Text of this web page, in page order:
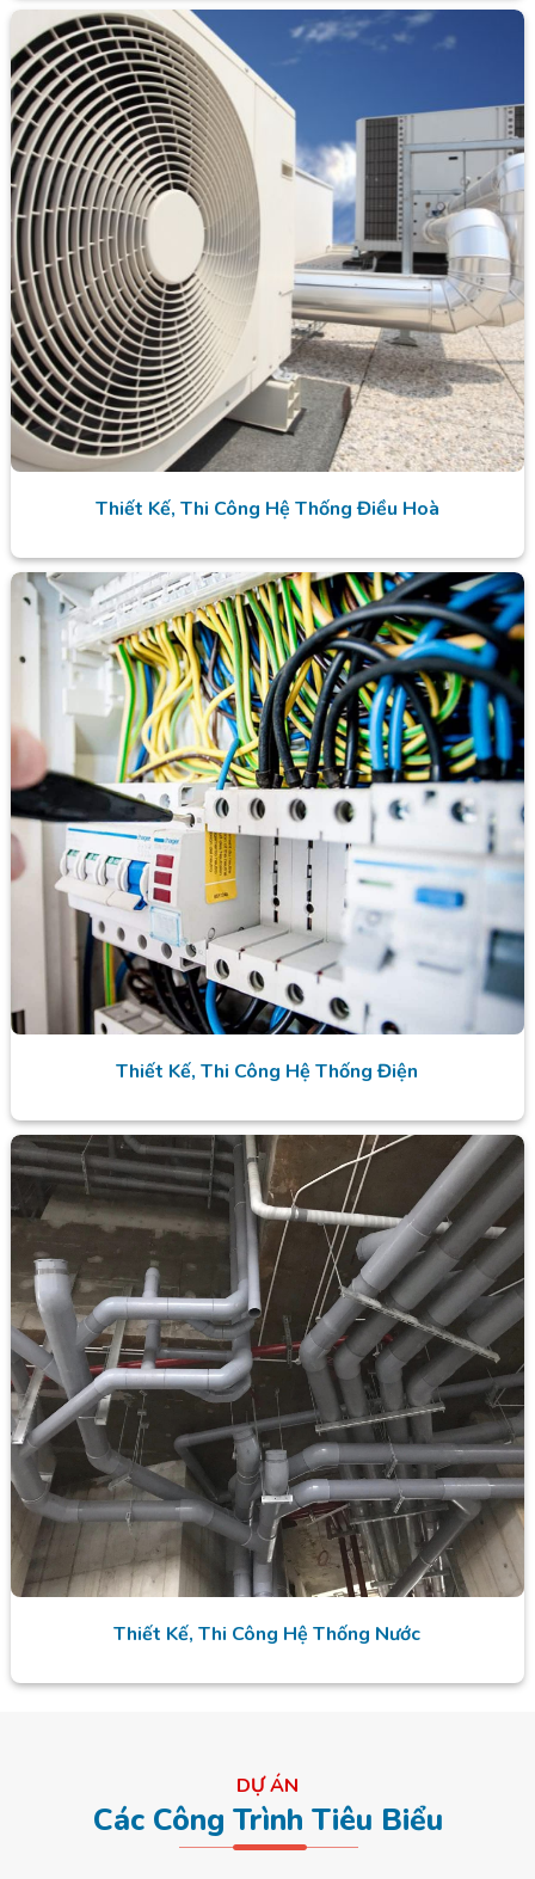
Thiết Kế, Thi Công Hệ Thống Điều Hoà
Thiết Kế, Thi Công Hệ Thống Điện
Thiết Kế, Thi Công Hệ Thống Nước
DỰ ÁN
Các Công Trình Tiêu Biểu